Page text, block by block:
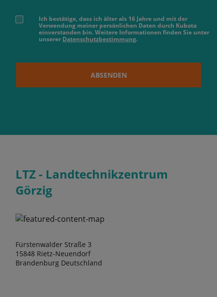
Ich bestätige, dass ich älter als 16 Jahre und mit der
Verwendung meiner persönlichen Daten durch Kubota
einverstanden bin. Weitere Informationen finden Sie unter
unserer Datenschutzbestimmung.
ABSENDEN
LTZ - Landtechnikzentrum
Görzig
Fürstenwalder Straße 3
15848 Rietz-Neuendorf
Brandenburg Deutschland